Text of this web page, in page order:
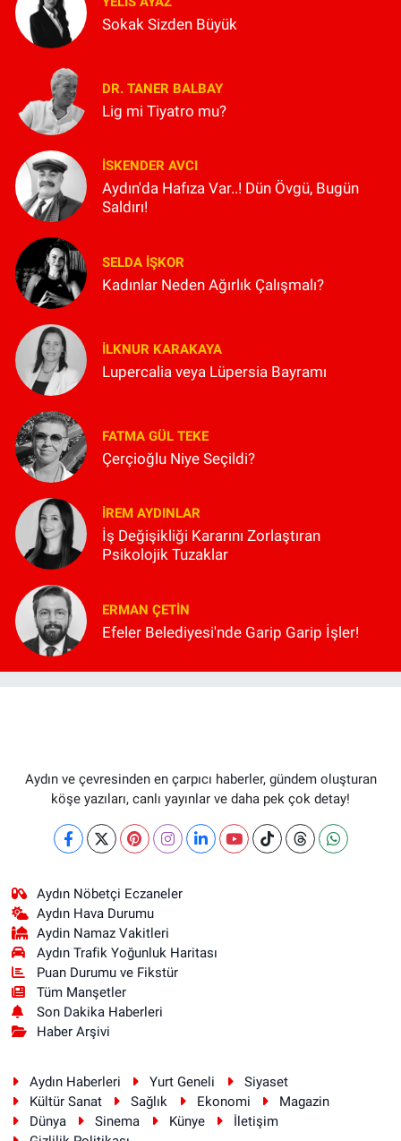
Sokak Sizden Büyük
DR. TANER BALBAY
Lig mi Tiyatro mu?
İSKENDER AVCI
Aydın'da Hafıza Var..! Dün Övgü, Bugün
Saldırı!
SELDA İŞKOR
Kadınlar Neden Ağırlık Çalışmalı?
İLKNUR KARAKAYA
Lupercalia veya Lüpersia Bayramı
FATMA GÜL TEKE
Çerçioğlu Niye Seçildi?
İREM AYDINLAR
İş Değişikliği Kararını Zorlaştıran
Psikolojik Tuzaklar
ERMAN ÇETIN
Efeler Belediyesi'nde Garip Garip İşler!
Aydın ve çevresinden en çarpıcı haberler, gündem oluşturan
köşe yazıları, canlı yayınlar ve daha pek çok detay!
Aydın Nöbetçi Eczaneler
Aydın Hava Durumu
Aydin Namaz Vakitleri
Aydın Trafik Yoğunluk Haritası
Puan Durumu ve Fikstür
Tüm Manşetler
Son Dakika Haberleri
Haber Arşivi
Aydın Haberleri Yurt Geneli
Siyaset
Kültür Sanat
Sağlık Ekonomi
Magazin
Dünya
Sinema Künye
İletişim